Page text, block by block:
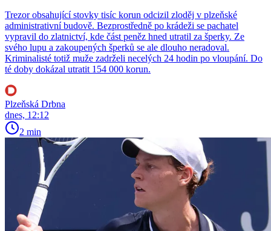
Trezor obsahující stovky tisíc korun odcizil zloděj v plzeňské
administrativní budově. Bezprostředně po krádeži se pachatel
vypravil do zlatnictví, kde část peněz hned utratil za šperky. Ze
svého lupu a zakoupených šperků se ale dlouho neradoval.
Kriminalisté totiž muže zadrželi necelých 24 hodin po vloupání. Do
té doby dokázal utratit 154 000 korun.
Plzeňská Drbna
dnes, 12:12
2 min